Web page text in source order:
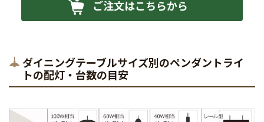
ご注文はこちらから
ダイニングテーブルサイズ別のペンダントライ
トの配灯・台数の目安